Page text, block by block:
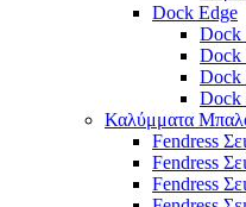
Dock Edge
Dock
Dock
Dock
Dock
Καλύμματα
Fendress
Fendress
Fendress